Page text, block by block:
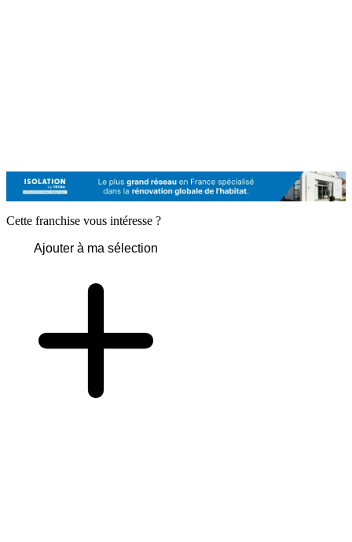
Cette franchise vous intéresse ?
Ajouter à ma sélection